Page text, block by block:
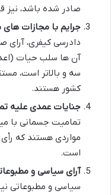
صادر شده باشد، نیز
جرایم با مجازات
دادرسی کیفری، آرای
آن ها سلب حیات
سه و بالاتر است،
کشور هستند.
جنایات عمدی علیه
تمامیت جسمانی با
مواردی هستند که
است.
آرای سیاسی و
سیاسی و مطبوعاتی